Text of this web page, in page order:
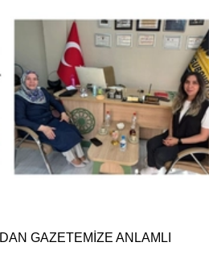
GAZETEMİZE ANLAMLI